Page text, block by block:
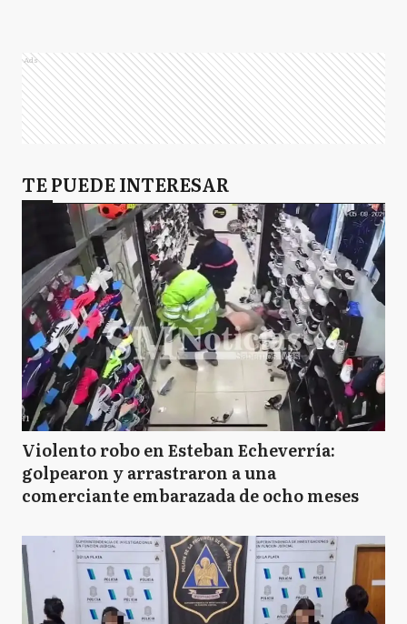
Ads
TE PUEDE INTERESAR
Violento robo en Esteban Echeverría:
golpearon y arrastraron a una
comerciante embarazada de ocho meses